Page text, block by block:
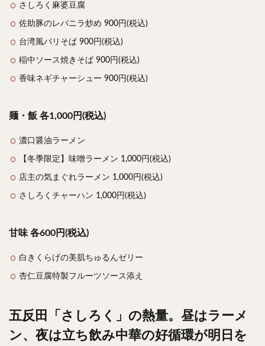
さしろく麻婆豆腐
佐助豚のレバニラ炒め 900円(税込)
台湾風パリそば 900円(税込)
稲中ソース焼きそば 900円(税込)
香味ネギチャーシュー 900円(税込)
麺・飯 各1,000円(税込)
濃口醤油ラーメン
【冬季限定】味噌ラーメン 1,000円(税込)
店主の気まぐれラーメン 1,000円(税込)
さしろくチャーハン 1,000円(税込)
甘味 各600円(税込)
白きくらげの美肌ちゅるんゼリー
杏仁豆腐特製フルーツソース添え
五反田「さしろく」の熱量。昼はラーメ
ン、夜は立ち飲み中華の好循環が明日を